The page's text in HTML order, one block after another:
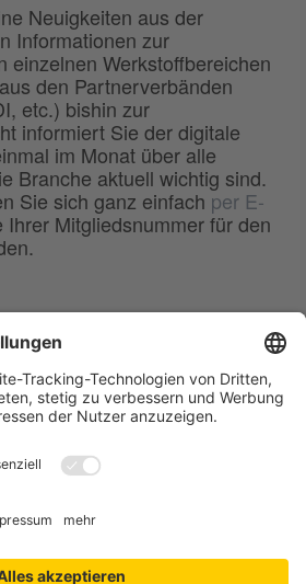
Neuigkeiten aus der
Informationen zur
einzelnen Werkstoffbereichen
den Partnerverbänden
etc.) bishin zur
informiert Sie der digitale
im Monat über alle
Branche aktuell wichtig sind.
Sie sich ganz einfach per E-
Ihrer Mitgliedsnummer für den
e.V.
- 03